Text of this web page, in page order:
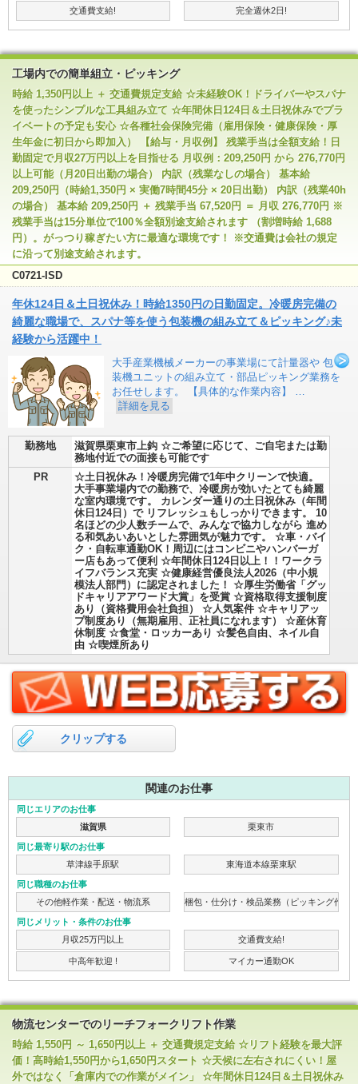
交通費支給! 完全週休2日!
工場内での簡単組立・ピッキング
時給 1,350円以上 ＋ 交通費規定支給 ☆未経験OK！ドライバーやスパナ
を使ったシンプルな工具組み立て ☆年間休日124日＆土日祝休みでプラ
イベートの予定も安心 ☆各種社会保険完備（雇用保険・健康保険・厚
生年金に初日から即加入） 【給与・月収例】 残業手当は全額支給！日
勤固定で月収27万円以上を目指せる 月収例：209,250円 から 276,770円
以上可能（月20日出勤の場合） 内訳（残業なしの場合） 基本給
209,250円（時給1,350円 × 実働7時間45分 × 20日出勤） 内訳（残業40h
の場合） 基本給 209,250円 ＋ 残業手当 67,520円 ＝ 月収 276,770円 ※
残業手当は15分単位で100％全額別途支給されます （割増時給 1,688
円）。がっつり稼ぎたい方に最適な環境です！ ※交通費は会社の規定
に沿って別途支給されます。
C0721-ISD
年休124日＆土日祝休み！時給1350円の日勤固定。冷暖房完備の
綺麗な職場で、スパナ等を使う包装機の組み立て＆ピッキング♪未
経験から活躍中！
大手産業機械メーカーの事業場にて計量器や 包
装機ユニットの組み立て・部品ピッキング業務を
お任せします。 【具体的な作業内容】 …
詳細を見る
勤務地
滋賀県栗東市上鈎 ☆ご希望に応じて、ご自宅または勤
務地付近での面接も可能です
PR
☆土日祝休み！冷暖房完備で1年中クリーンで快適。
大手事業場内での勤務で、冷暖房が効いたとても綺麗
な室内環境です。 カレンダー通りの土日祝休み（年間
休日124日）で リフレッシュもしっかりできます。 10
名ほどの少人数チームで、みんなで協力しながら 進め
る和気あいあいとした雰囲気が魅力です。 ☆車・バイ
ク・自転車通勤OK！周辺にはコンビニやハンバーガ
ー店もあって便利 ☆年間休日124日以上！！ワークラ
イフバランス充実 ☆健康経営優良法人2026（中小規
模法人部門）に認定されました！ ☆厚生労働省「グッ
ドキャリアアワード大賞」を受賞 ☆資格取得支援制度
あり（資格費用会社負担） ☆人気案件 ☆キャリアッ
プ制度あり（無期雇用、正社員になれます） ☆産休育
休制度 ☆食堂・ロッカーあり ☆髪色自由、ネイル自
由 ☆喫煙所あり
クリップする
関連のお仕事
同じエリアのお仕事
滋賀県
栗東市
同じ最寄り駅のお仕事
草津線手原駅
東海道本線栗東駅
同じ職種のお仕事
その他軽作業・配送・物流系
梱包・仕分け・検品業務（ピッキング作業
同じメリット・条件のお仕事
月収25万円以上
交通費支給!
中高年歓迎 ! マイカー通勤OK
物流センターでのリーチフォークリフト作業
時給 1,550円 ～ 1,650円以上 ＋ 交通費規定支給 ☆リフト経験を最大評
価！高時給1,550円から1,650円スタート ☆天候に左右されにくい！屋
外ではなく「倉庫内での作業がメイン」 ☆年間休日124日＆土日祝休み